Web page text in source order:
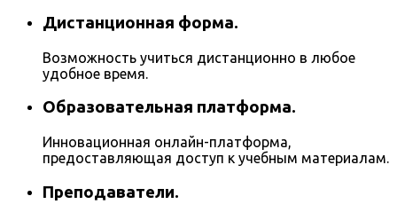
Дистанционная форма.
Возможность учиться дистанционно в любое
удобное время.
Образовательная платформа.
Инновационная онлайн-платформа,
предоставляющая доступ к учебным материалам.
Преподаватели.